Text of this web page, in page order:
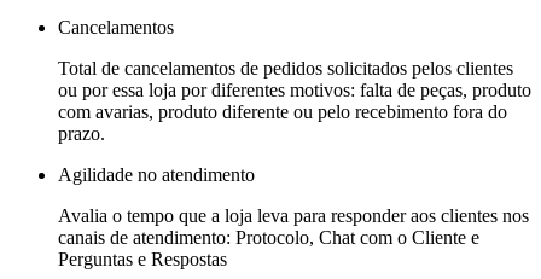
Cancelamentos
Total de cancelamentos de pedidos solicitados pelos clientes
ou por essa loja por diferentes motivos: falta de peças, produto
com avarias, produto diferente ou pelo recebimento fora do
prazo.
Agilidade no atendimento
Avalia o tempo que a loja leva para responder aos clientes nos
canais de atendimento: Protocolo, Chat com o Cliente e
Perguntas e Respostas